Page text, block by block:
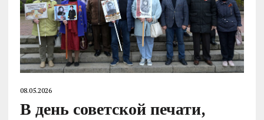
08.05.2026
В день советской печати,